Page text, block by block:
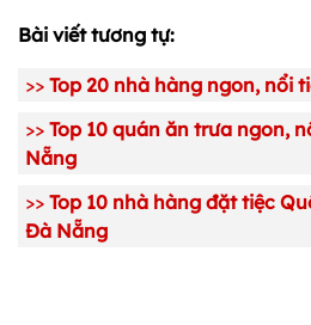
Bài viết tương tự:
>> Top 20 nhà hàng ngon, nổi
>> Top 10 quán ăn trưa ngon,
Nẵng
>> Top 10 nhà hàng đặt tiệc
Đà Nẵng